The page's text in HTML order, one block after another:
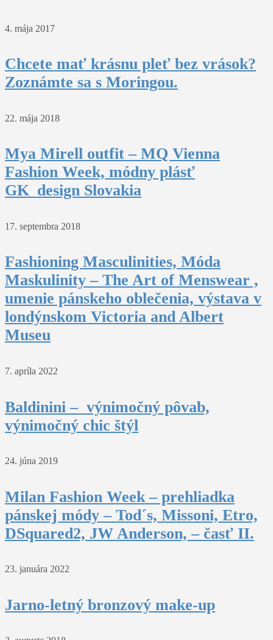
4. mája 2017
Chcete mať krásnu pleť bez vrások?
Zoznámte sa s Moringou.
22. mája 2018
Mya Mirell outfit – MQ Vienna
Fashion Week, módny plásť
GK_design Slovakia
17. septembra 2018
Fashioning Masculinities, Móda
Maskulinity – The Art of Menswear ,
umenie pánskeho oblečenia, výstava v
londýnskom Victoria and Albert
Museu
7. apríla 2022
Baldinini – výnimočný pôvab,
výnimočný chic štýl
24. júna 2019
Milan Fashion Week – prehliadka
pánskej módy – Tod´s, Missoni, Etro,
DSquared2, JW Anderson, – časť II.
23. januára 2022
Jarno-letný bronzový make-up